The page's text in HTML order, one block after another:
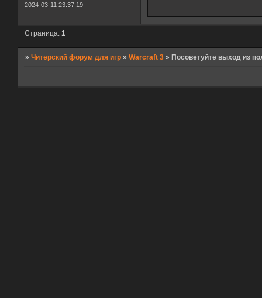
2024-03-11 23:37:19
Страница:1
»Читерский форум для игр »Warcraft 3 » Посоветуйте выход из